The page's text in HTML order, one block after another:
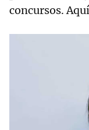
concursos.